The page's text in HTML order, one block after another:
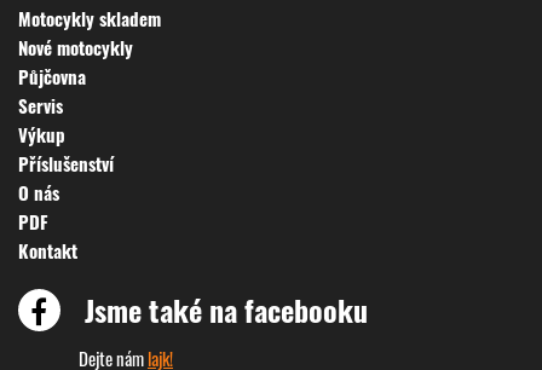
Motocykly skladem
Nové motocykly
Půjčovna
Servis
Výkup
Příslušenství
O nás
PDF
Kontakt
Jsme také na facebooku
Dejte námlajk!